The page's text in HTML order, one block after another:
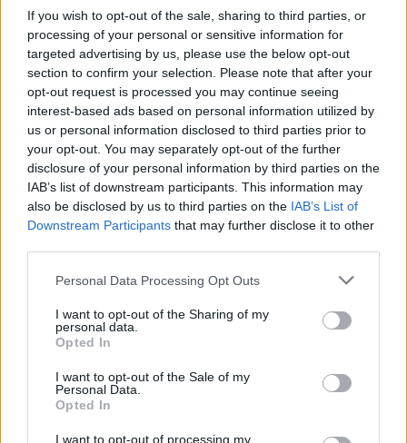
If you wish to opt-out of the sale, sharing to third parties, or
processing of your personal or sensitive information for
targeted advertising by us, please use the below opt-out
section to confirm your selection. Please note that after your
opt-out request is processed you may continue seeing
interest-based ads based on personal information utilized by
us or personal information disclosed to third parties prior to
your opt-out. You may separately opt-out of the further
disclosure of your personal information by third parties on the
IAB’s list of downstream participants. This information may
also be disclosed by us to third parties on the IAB’s List of
Downstream Participants that may further disclose it to other
Personal Data Processing Opt Outs
I want to opt-out of the Sharing of my
personal data.
Opted In
I want to opt-out of the Sale of my
Personal Data.
Opted In
I want to opt-out of processing my
καλό. Οφείλουμε τη μέρα αυτή, να σταθούμε για ένα
λεπτό και να τιμήσουμε όλους τους εθελοντές και τις
εθελόντριες που προσφέρουν ανιδιοτελώς χρόνο,
ενέργεια και γνώση προς όφελος ανθρώπων και
ομάδων που το έχουν ανάγκη. Θα ήθελα να
ευχαριστήσω όλες τις Περιφέρειες, τους Δήμους και
όλους τους φορείς που συμπράττουν για τη διάδοση
της αξίας του εθελοντισμού».
ΔΙΑΦΗΜΙΣΗ